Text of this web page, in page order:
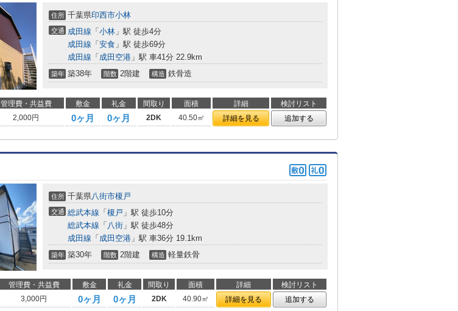
住所 千葉県印西市小林
交通 成田線 「 小林 」駅 徒歩4分
成田線 「 安食 」駅 徒歩69分
成田線 「 成田空港 」駅 車41分 22.9km
築年 築38年 階数 2階建 構造 鉄骨造
管理費・共益費 敷金 礼金 間取り 面積 詳細
検討リスト
2,000円 0ヶ月 0ヶ月 2DK 40.50㎡ 詳細を見る 追加する
住所 千葉県八街市榎戸
交通 総武本線 「 榎戸 」駅 徒歩10分
総武本線 「 八街 」駅 徒歩48分
成田線 「 成田空港 」駅 車36分 19.1km
築年 築30年 階数 2階建 構造 軽量鉄骨
管理費・共益費 敷金 礼金 間取り 面積 詳細
検討リスト
3,000円 0ヶ月 0ヶ月 2DK 40.90㎡ 詳細を見る 追加する